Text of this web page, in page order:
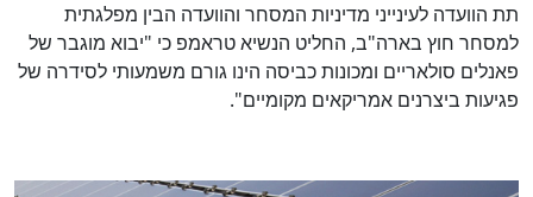
תת הוועדה לעינייני מדיניות המסחר והוועדה הבין מפלגתית
למסחר חוץ בארה"ב, החליט הנשיא טראמפ כי "יבוא מוגבר של
פאנלים סולאריים ומכונות כביסה הינו גורם משמעותי לסידרה של
פגיעות ביצרנים אמריקאים מקומיים".